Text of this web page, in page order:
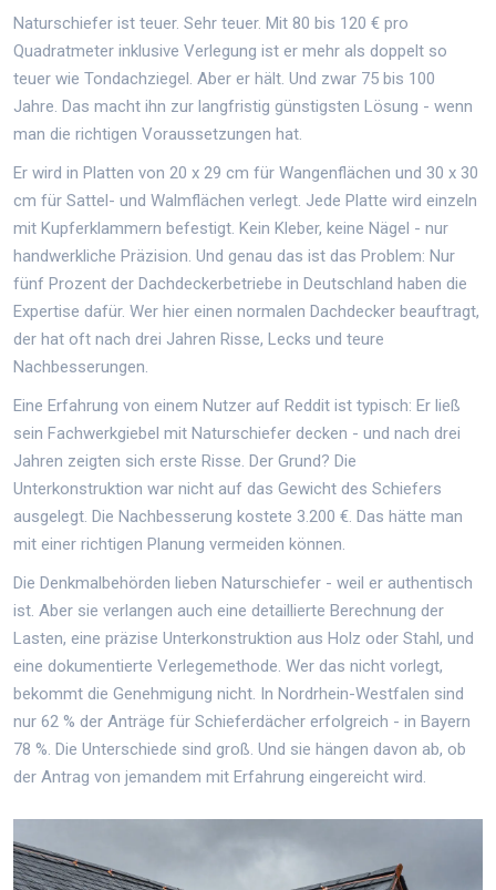
Naturschiefer ist teuer. Sehr teuer. Mit 80 bis 120 € pro
Quadratmeter inklusive Verlegung ist er mehr als doppelt so
teuer wie Tondachziegel. Aber er hält. Und zwar 75 bis 100
Jahre. Das macht ihn zur langfristig günstigsten Lösung - wenn
man die richtigen Voraussetzungen hat.
Er wird in Platten von 20 x 29 cm für Wangenflächen und 30 x 30
cm für Sattel- und Walmflächen verlegt. Jede Platte wird einzeln
mit Kupferklammern befestigt. Kein Kleber, keine Nägel - nur
handwerkliche Präzision. Und genau das ist das Problem: Nur
fünf Prozent der Dachdeckerbetriebe in Deutschland haben die
Expertise dafür. Wer hier einen normalen Dachdecker beauftragt,
der hat oft nach drei Jahren Risse, Lecks und teure
Nachbesserungen.
Eine Erfahrung von einem Nutzer auf Reddit ist typisch: Er ließ
sein Fachwerkgiebel mit Naturschiefer decken - und nach drei
Jahren zeigten sich erste Risse. Der Grund? Die
Unterkonstruktion war nicht auf das Gewicht des Schiefers
ausgelegt. Die Nachbesserung kostete 3.200 €. Das hätte man
mit einer richtigen Planung vermeiden können.
Die Denkmalbehörden lieben Naturschiefer - weil er authentisch
ist. Aber sie verlangen auch eine detaillierte Berechnung der
Lasten, eine präzise Unterkonstruktion aus Holz oder Stahl, und
eine dokumentierte Verlegemethode. Wer das nicht vorlegt,
bekommt die Genehmigung nicht. In Nordrhein-Westfalen sind
nur 62 % der Anträge für Schieferdächer erfolgreich - in Bayern
78 %. Die Unterschiede sind groß. Und sie hängen davon ab, ob
der Antrag von jemandem mit Erfahrung eingereicht wird.